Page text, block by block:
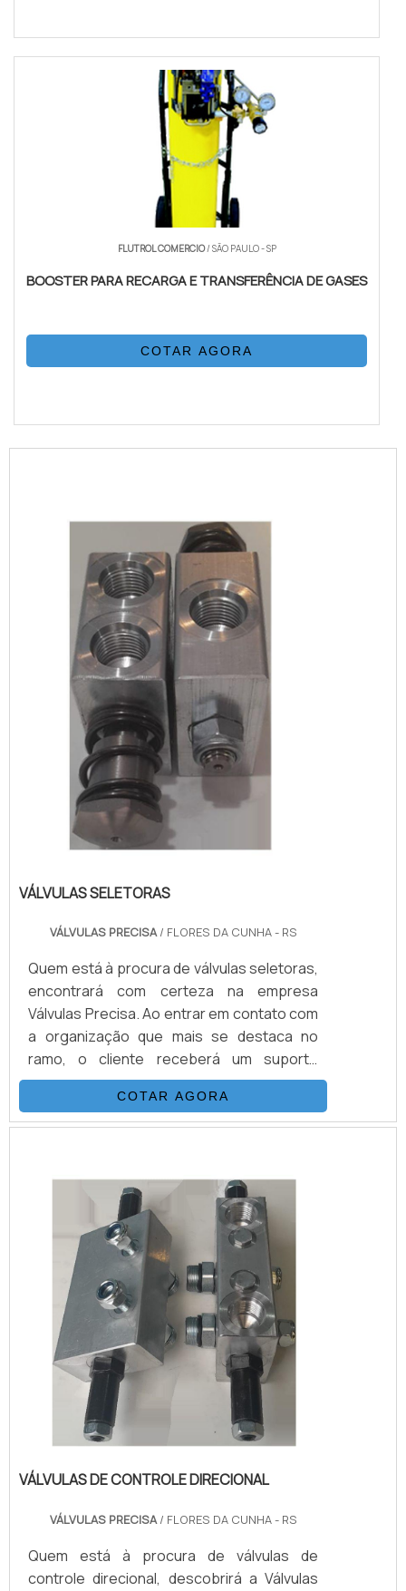
FLUTROL COMERCIO/ SÃO PAULO - SP
BOOSTER PARA RECARGA E TRANSFERÊNCIA DE GASES
COTAR AGORA
VÁLVULAS SELETORAS
VÁLVULAS PRECISA/ FLORES DA CUNHA - RS
Quem está à procura de válvulas seletoras,
encontrará com certeza na empresa
Válvulas Precisa. Ao entrar em contato com
a organização que mais se destaca no
ramo, o cliente receberá um suporte
completo para sanar eventuais dúvidas
sobre o produto a ser adquirido.Quando o
quesito é válvulas seletoras, com a melhor
benefício e atendimento eficaz em todo o
COTAR AGORA
VÁLVULAS DE CONTROLE DIRECIONAL
VÁLVULAS PRECISA/ FLORES DA CUNHA - RS
Quem está à procura de válvulas de
controle direcional, descobrirá a Válvulas